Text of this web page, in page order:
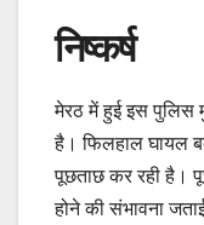
निष्कर्ष
मेरठ में हुई इस
है। फिलहाल घायल
पूछताछ कर रही है।
होने की संभावना